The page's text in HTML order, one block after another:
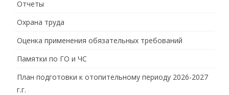
Отчеты
Охрана труда
Оценка применения обязательных требований
Памятки по ГО и ЧС
План подготовки к отопительному периоду 2026-2027
г.г.